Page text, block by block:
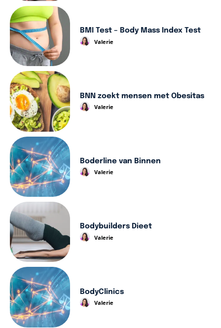
BMI Test – Body Mass Index Test
Valerie
BNN zoekt mensen met Obesitas
Valerie
Boderline van Binnen
Valerie
Bodybuilders Dieet
Valerie
BodyClinics
Valerie